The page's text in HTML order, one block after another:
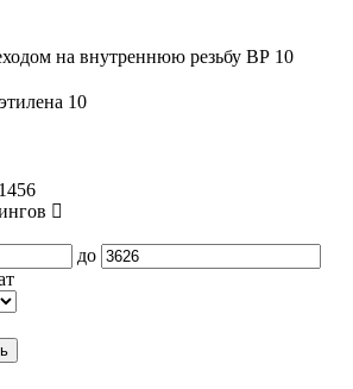
на внутреннюю резьбу ВР 10
10
1456
до